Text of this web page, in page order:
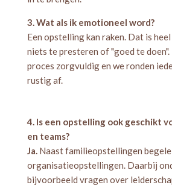
3. Wat als ik emotioneel word?
Een opstelling kan raken. Dat is
niets te presteren of "goed te
proces zorgvuldig en we ronden
rustig af.
4. Is een opstelling ook geschikt
en teams?
Ja.Naast familieopstellingen
organisatieopstellingen. Daarbij
bijvoorbeeld vragen over